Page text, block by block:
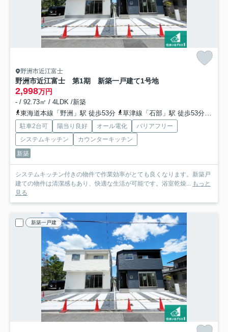
野洲市近江富士
野洲市近江富士 第1期 新築一戸建て1号地
2,998万円
- / 92.73㎡ / 4LDK /新築
東海道本線「野洲」駅 徒歩53分
草津線「石部」駅 徒歩53分
駐車2台可 陽当り良好 オール電化
バリアフリー
システムキッチン
カウンターキッチン
新築
システムキッチン付きの物件で作業効率がとても良くなります。新築戸
建ての物件は清潔感もあり、快適な生活が可能です。浴室乾燥...
もっと
見る
新築一戸建